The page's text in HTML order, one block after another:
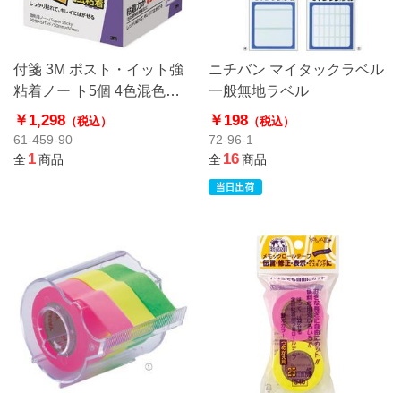
付箋 3M ポスト・イット強
粘着ノー ト5個 4色混色
650－5SSAP
￥1,298 （税込）
61-459-90
全1商品
ニチバン マイタックラベル
一般無地ラベル
￥198（税込）
72-96-1
全16商品